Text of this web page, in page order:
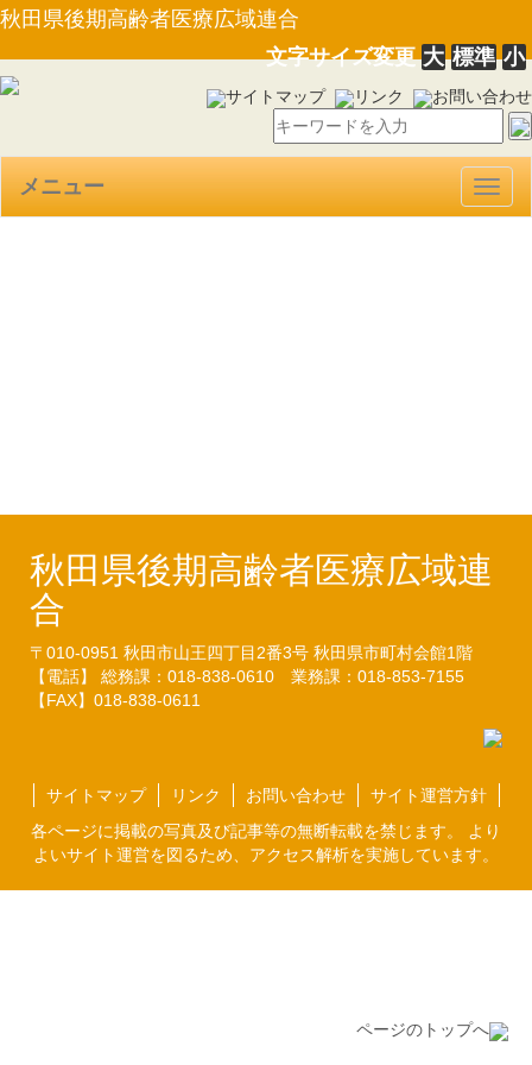
秋田県後期高齢者医療広域連合
文字サイズ変更大 標準 小
サイトマップ リンク お問い合わせ
メニュー
ページのトップへ
秋田県後期高齢者医療広域連
合
〒010-0951 秋田市山王四丁目2番3号 秋田県市町村会館1階
【電話】 総務課：018-838-0610 業務課：018-853-7155
【FAX】018-838-0611
サイトマップ リンク お問い合わせ
サイト運営方針
各ページに掲載の写真及び記事等の無断転載を禁じます。 より
よいサイト運営を図るため、アクセス解析を実施しています。